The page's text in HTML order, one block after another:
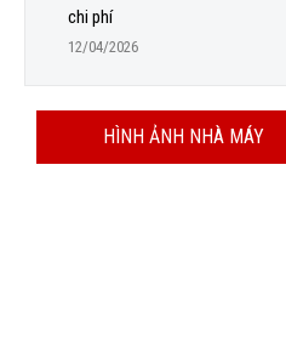
chi phí
12/04/2026
HÌNH ẢNH NHÀ MÁY